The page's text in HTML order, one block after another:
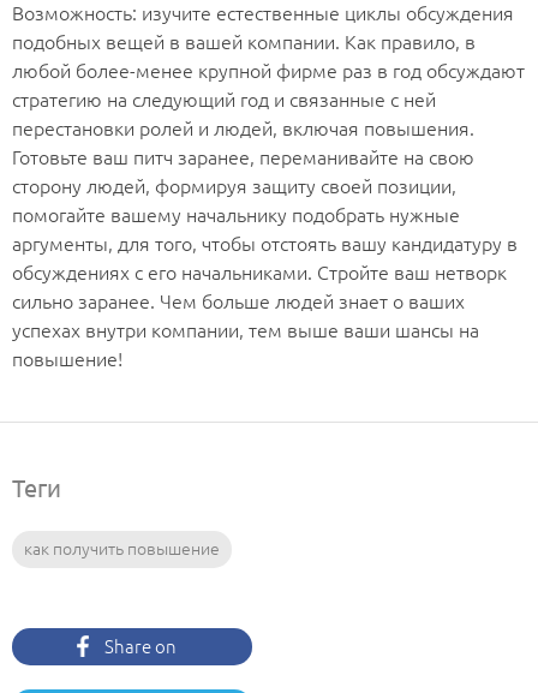
Возможность: изучите естественные циклы обсуждения
подобных вещей в вашей компании. Как правило, в
любой более-менее крупной фирме раз в год обсуждают
стратегию на следующий год и связанные с ней
перестановки ролей и людей, включая повышения.
Готовьте ваш питч заранее, переманивайте на свою
сторону людей, формируя защиту своей позиции,
помогайте вашему начальнику подобрать нужные
аргументы, для того, чтобы отстоять вашу кандидатуру в
обсуждениях с его начальниками. Стройте ваш нетворк
сильно заранее. Чем больше людей знает о ваших
успехах внутри компании, тем выше ваши шансы на
повышение!
Теги
как получить повышение
Share on